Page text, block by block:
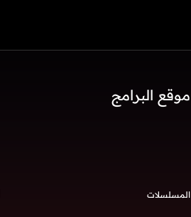
موقع البرامج
المسلسلات